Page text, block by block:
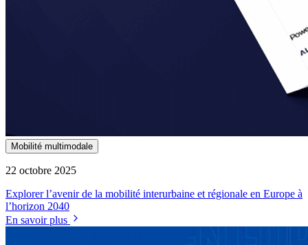
Mobilité multimodale
22 octobre 2025
Explorer l’avenir de la mobilité interurbaine et régionale en Europe à
l’horizon 2040
En savoir plus